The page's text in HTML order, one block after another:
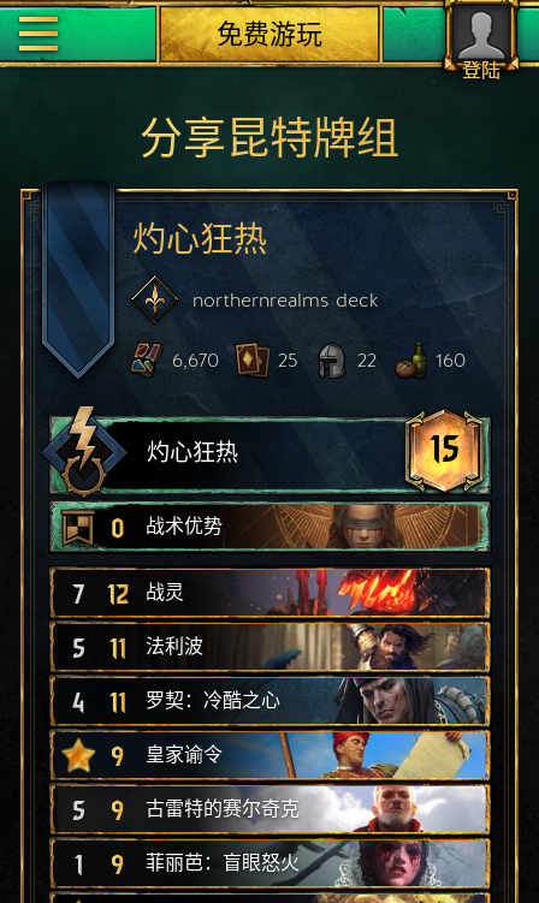
登陆
免费游玩
分享昆特牌组
灼心狂热
northernrealmsdeck
6,670 25 22 160
灼心狂热 15
0 战术优势
7 12 战灵
5 11 法利波
4 11 罗契：冷酷之心
9 皇家谕令
5 9 古雷特的赛尔奇克
1 9 菲丽芭：盲眼怒火